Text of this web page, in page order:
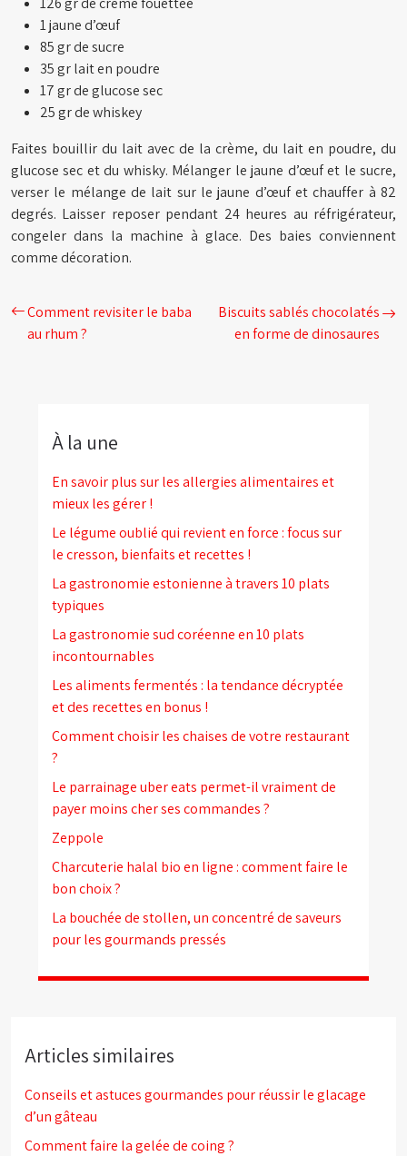
1 jaune d’œuf
85 gr de sucre
35 gr lait en poudre
17 gr de glucose sec
25 gr de whiskey
Faites bouillir du lait avec de la crème, du lait en poudre, du
glucose sec et du whisky. Mélanger le jaune d’œuf et le sucre,
verser le mélange de lait sur le jaune d’œuf et chauffer à 82
degrés. Laisser reposer pendant 24 heures au réfrigérateur,
congeler dans la machine à glace. Des baies conviennent
comme décoration.
Comment revisiter le baba
au rhum ?
Biscuits sablés chocolatés
en forme de dinosaures
À la une
En savoir plus sur les allergies alimentaires et
mieux les gérer !
Le légume oublié qui revient en force : focus sur
le cresson, bienfaits et recettes !
La gastronomie estonienne à travers 10 plats
typiques
La gastronomie sud coréenne en 10 plats
incontournables
Les aliments fermentés : la tendance décryptée
et des recettes en bonus !
Comment choisir les chaises de votre restaurant
?
Le parrainage uber eats permet-il vraiment de
payer moins cher ses commandes ?
Zeppole
Charcuterie halal bio en ligne : comment faire le
bon choix ?
La bouchée de stollen, un concentré de saveurs
pour les gourmands pressés
Articles similaires
Conseils et astuces gourmandes pour réussir le glacage
d’un gâteau
Comment faire la gelée de coing ?